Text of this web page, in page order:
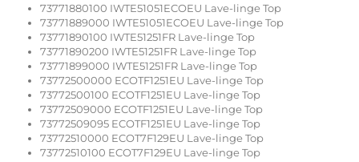
73771880100 IWTE51051ECOEU Lave-linge Top
73771889000 IWTE51051ECOEU Lave-linge Top
73771890100 IWTE51251FR Lave-linge Top
73771890200 IWTE51251FR Lave-linge Top
73771899000 IWTE51251FR Lave-linge Top
73772500000 ECOTF1251EU Lave-linge Top
73772500100 ECOTF1251EU Lave-linge Top
73772509000 ECOTF1251EU Lave-linge Top
73772509095 ECOTF1251EU Lave-linge Top
73772510000 ECOT7F129EU Lave-linge Top
73772510100 ECOT7F129EU Lave-linge Top